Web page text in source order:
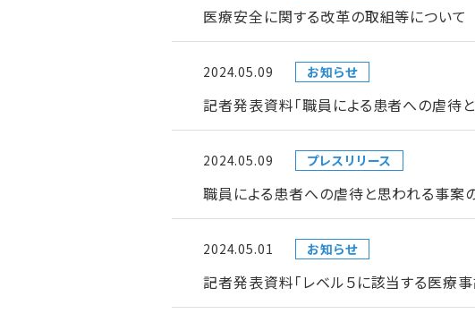
医療安全に関する改革の取組等について
2024.05.09 お知らせ
記者発表資料「職員による患者への虐待
2024.05.09 プレスリリース
職員による患者への虐待と思われる事案
2024.05.01 お知らせ
記者発表資料「レベル５に該当する医療